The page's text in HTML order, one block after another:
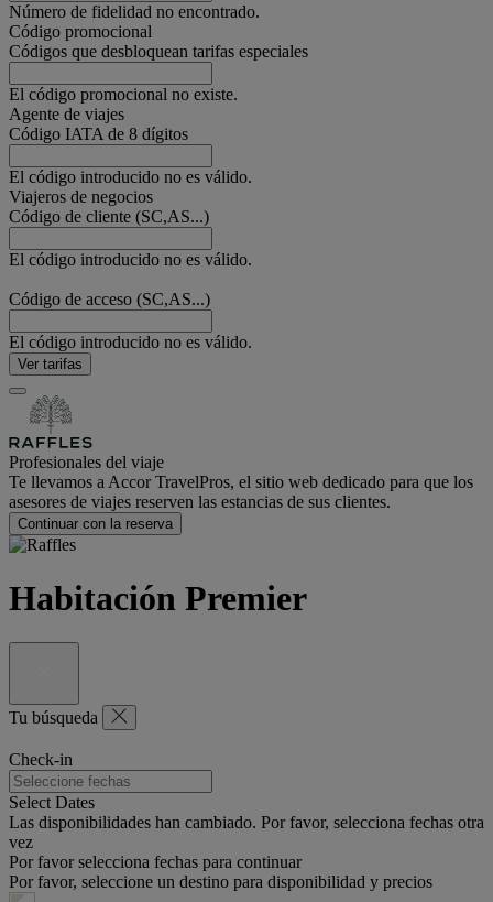
Número de fidelidad no encontrado.
Código promocional
Códigos que desbloquean tarifas especiales
El código promocional no existe.
Agente de viajes
Código IATA de 8 dígitos
El código introducido no es válido.
Viajeros de negocios
Código de cliente (SC,AS...)
El código introducido no es válido.
Código de acceso (SC,AS...)
El código introducido no es válido.
Ver tarifas
Profesionales del viaje
Te llevamos a Accor TravelPros, el sitio web dedicado para que los
asesores de viajes reserven las estancias de sus clientes.
Continuar con la reserva
Habitación Premier
Tu búsqueda
Check-in
Select Dates
Las disponibilidades han cambiado. Por favor, selecciona fechas otra
vez
Por favor selecciona fechas para continuar
Por favor, seleccione un destino para disponibilidad y precios